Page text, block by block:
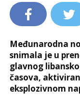
Međunarodna
snimala je u
glavnog
časova,
eksplozivnom